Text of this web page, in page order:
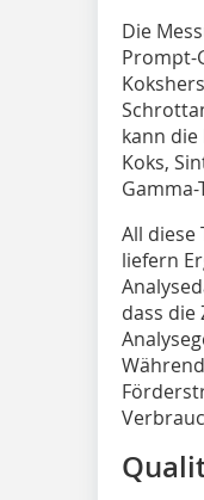
Die
Prompt-
kann
Koks,
All
liefern
dass